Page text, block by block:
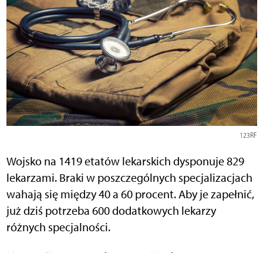
123RF
Wojsko na 1419 etatów lekarskich dysponuje 829
lekarzami. Braki w poszczególnych specjalizacjach
wahają się między 40 a 60 procent. Aby je zapełnić,
już dziś potrzeba 600 dodatkowych lekarzy
różnych specjalności.